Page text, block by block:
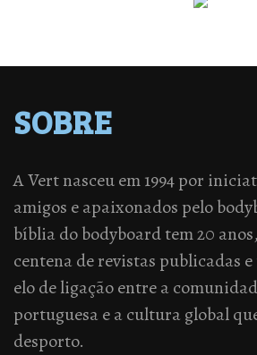
SOBRE
A Vert nasceu em 1994 por
amigos e apaixonados pelo
bíblia do bodyboard tem 20
centena de revistas publicadas
elo de ligação entre a
portuguesa e a cultura global
desporto.